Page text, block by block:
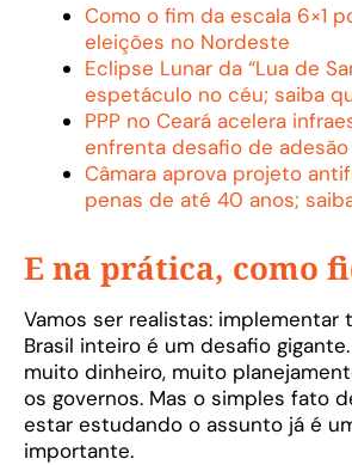
Como o fim da escala 6×1
eleições no Nordeste
Eclipse Lunar da “Lua de
espetáculo no céu; saiba
PPP no Ceará acelera
enfrenta desafio de
Câmara aprova projeto
penas de até 40 anos;
E na prática, como
Vamos ser realistas: implementar
Brasil inteiro é um desafio
muito dinheiro, muito
os governos. Mas o simples fato
estar estudando o assunto já é
importante.